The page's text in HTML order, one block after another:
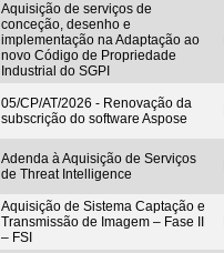
Aquisição de serviços de
conceção, desenho e
implementação na Adaptação ao
novo Código de Propriedade
Industrial do SGPI
05/CP/AT/2026 - Renovação da
subscrição do software Aspose
Adenda à Aquisição de Serviços
de Threat Intelligence
Aquisição de Sistema Captação e
Transmissão de Imagem – Fase II
– FSI